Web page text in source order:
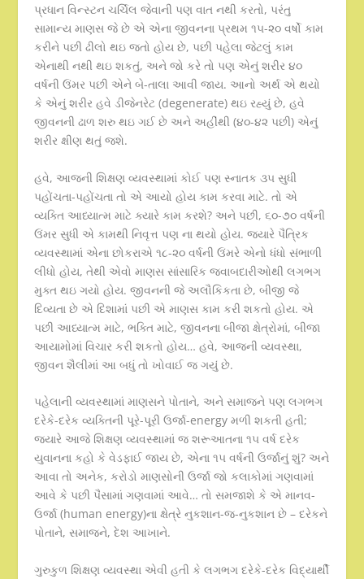
પ્રધાન વિન્સ્ટન ચર્ચિલ જેવાની પણ વાત નથી કરતો, પરંતુ
સામાન્ય માણસ જે છે એ એના જીવનના પ્રથમ ૧૫-૨૦ વર્ષો કામ
કરીને પછી ઢીલો થઇ જતો હોય છે, પછી પહેલા જેટલું કામ
એનાથી નથી થઇ શકતું, અને જો કરે તો પણ એનું શરીર ૪૦
વર્ષની ઉંમર પછી એને બે-તાલા આવી જાય. આનો અર્થ એ થયો
કે એનું શરીર હવે ડીજેનરેટ (degenerate) થઇ રહ્યું છે, હવે
જીવનની ઢાળ શરુ થઇ ગઈ છે અને અહીંથી (૪૦-૪૨ પછી) એનું
શરીર ક્ષીણ થતું જશે.
હવે, આજની શિક્ષણ વ્યવસ્થામાં કોઈ પણ સ્નાતક ૩૫ સુધી
પહોંચતા-પહોંચતા તો એ આયો હોય કામ કરવા માટે. તો એ
વ્યક્તિ આધ્યાત્મ માટે ક્યારે કામ કરશે? અને પછી, ૬૦-૭૦ વર્ષની
ઉંમર સુધી એ કામથી નિવૃત્ત પણ ના થયો હોય. જયારે પૈત્રિક
વ્યવસ્થામાં એના છોકરાએ ૧૮-૨૦ વર્ષની ઉંમરે એનો ધંધો સંભાળી
લીધો હોય, તેથી એવો માણસ સાંસારિક જવાબદારીઓથી લગભગ
મુક્ત થઇ ગયો હોય. જીવનની જે અલૌકિકતા છે, બીજી જે
દિવ્યતા છે એ દિશામાં પછી એ માણસ કામ કરી શકતો હોય. એ
પછી આધ્યાત્મ માટે, ભક્તિ માટે, જીવનના બીજા ક્ષેત્રોમાં, બીજા
આયામોમાં વિચાર કરી શકતો હોય… હવે, આજની વ્યવસ્થા,
જીવન શૈલીમાં આ બધું તો ખોવાઈ જ ગયું છે.
પહેલાની વ્યવસ્થામાં માણસને પોતાને, અને સમાજને પણ લગભગ
દરેકે-દરેક વ્યક્તિની પૂરે-પૂરી ઉર્જા-energy મળી શકતી હતી;
જ્યારે આજે શિક્ષણ વ્યવસ્થામાં જ શરૂઆતના ૧૫ વર્ષ દરેક
યુવાનના કહો કે વેડફાઈ જાય છે, એના ૧૫ વર્ષની ઉર્જાનું શું? અને
આવા તો અનેક, કરોડો માણસોની ઉર્જા જો કલાકોમાં ગણવામાં
આવે કે પછી પૈસામાં ગણવામાં આવે… તો સમજાશે કે એ માનવ-
ઉર્જા (human energy)ના ક્ષેત્રે નુકશાન-જ-નુકશાન છે – દરેકને
પોતાને, સમાજને, દેશ આખાને.
ગુરુકુળ શિક્ષણ વ્યવસ્થા એવી હતી કે લગભગ દરેકે-દરેક વિદ્યાર્થી